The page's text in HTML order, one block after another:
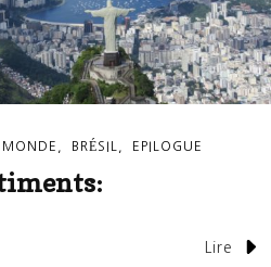
MONDE BRÉSIL EPILOGUE
Lire